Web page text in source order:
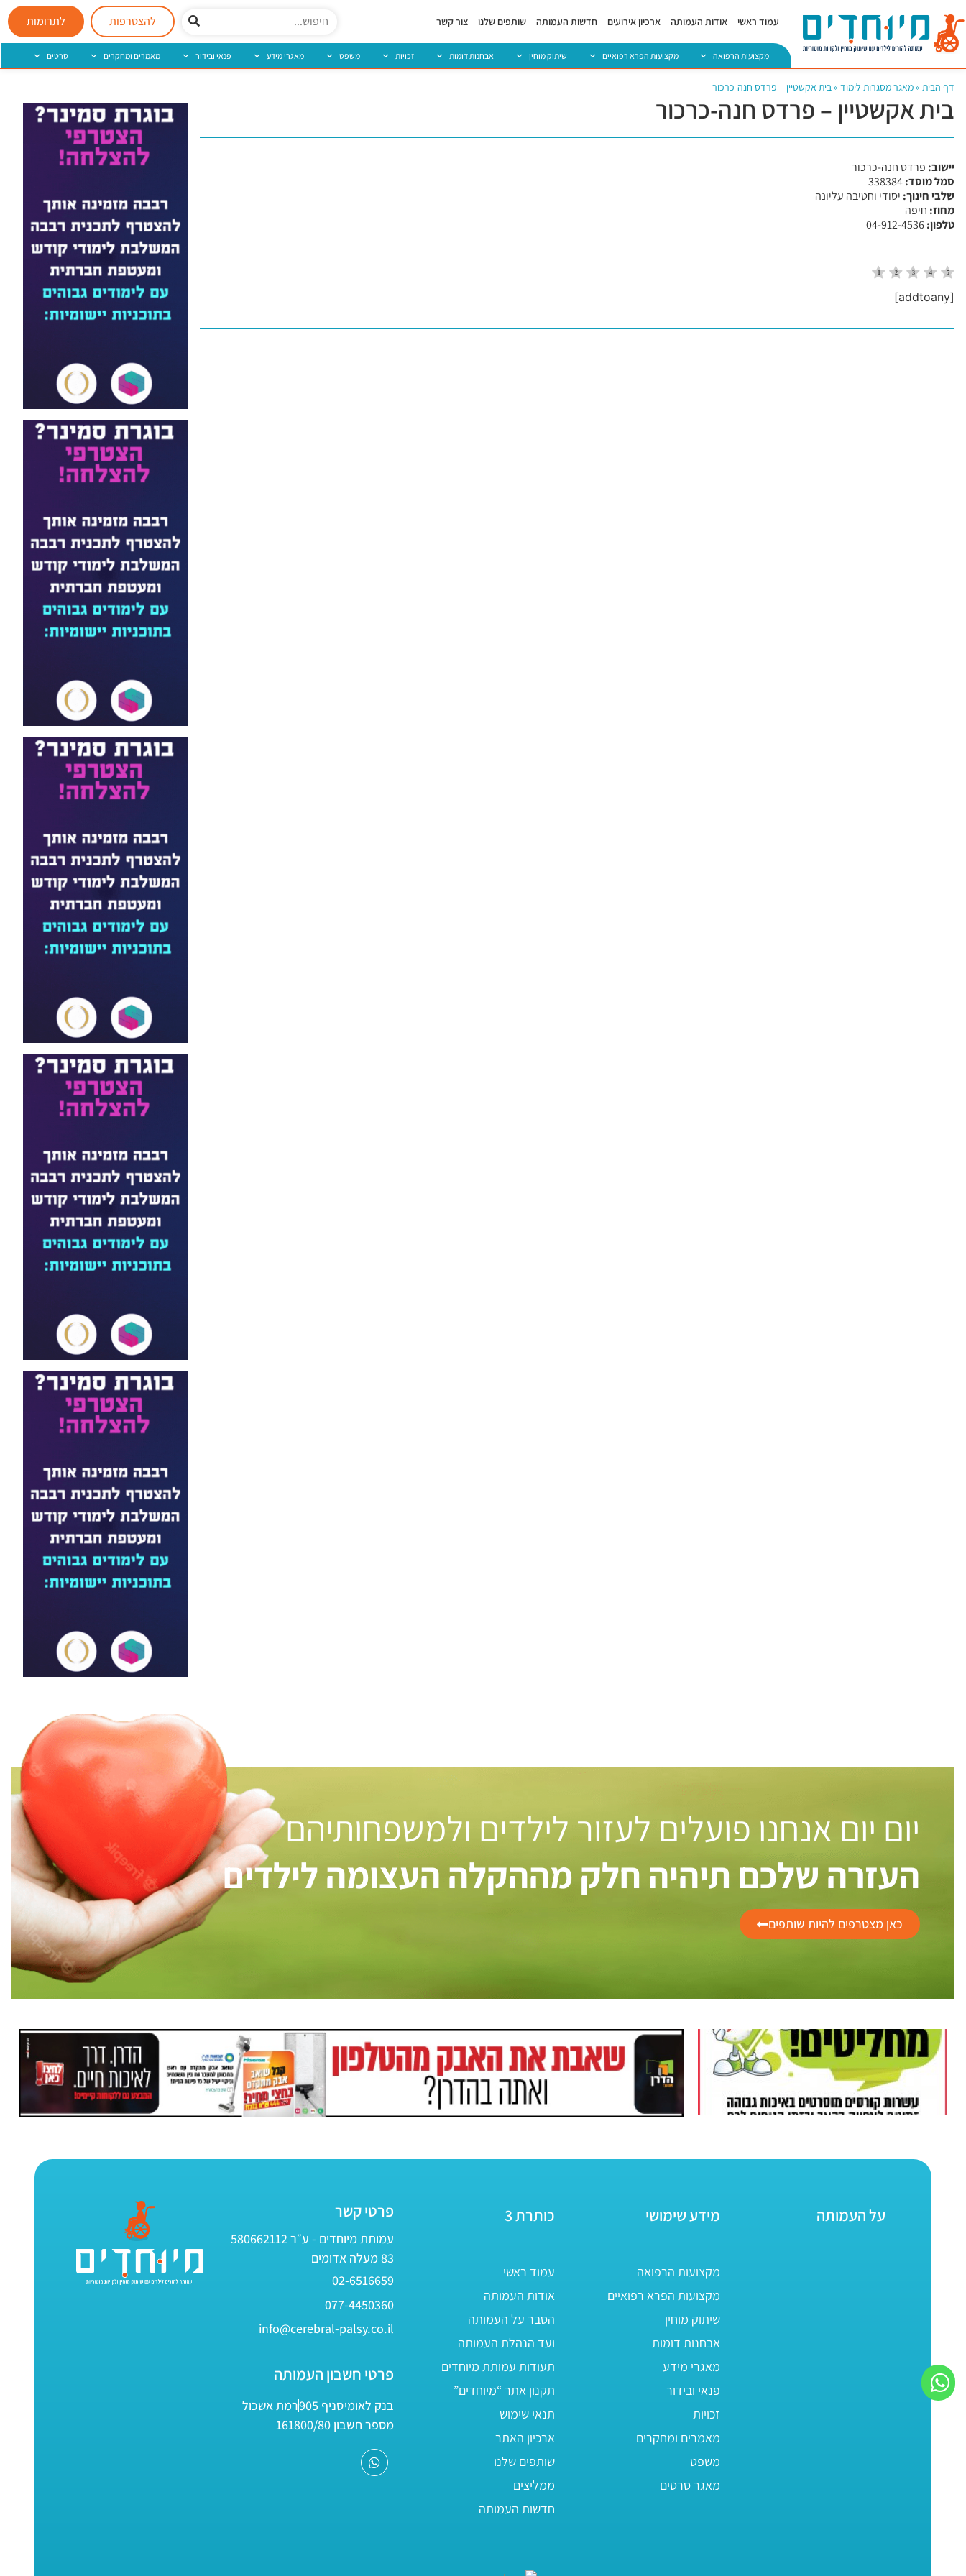
עמוד ראשי אודות העמותה ארכיון אירועים חדשות העמותה שותפים שלנו צור קשר להצטרפות לתרומות
מקצועות הרפואה מקצועות הפרא רפואיים שיתוק מוחין אבחנות דומות זכויות משפט מאגרי מידע פנאי ובידור מאמרים ומחקרים סרטים
דף הבית »מאגר מסגרות לימוד »בית אקשטיין – פרדס חנה-כרכור
בית אקשטיין – פרדס חנה-כרכור
יישוב: פרדס חנה-כרכור
סמל מוסד:
​שלבי חינוך: יסודי וחטיבה עליונה
מחוז: חיפה
טלפון:
[addtoany]
יום יום אנחנו פועלים לעזור לילדים ולמשפחותיהם
העזרה שלכם תיהיה חלק מההקלה העצומה לילדים
כאן מצטרפים להיות שותפים
על העמותה מידע שימושי
מקצועות הרפואה
מקצועות הפרא רפואיים
שיתוק מוחין
אבחנות דומות
מאגרי מידע
פנאי ובידור
זכויות
מאמרים ומחקרים
משפט
מאגר סרטים
כותרת 3
עמוד ראשי
אודות העמותה
הסבר על העמותה
ועד הנהלת העמותה
תעודות עמותת מיוחדים
תקנון אתר “מיוחדים”
תנאי שימוש
ארכיון האתר
שותפים שלנו
ממליצים
חדשות העמותה
פרטי קשר
עמותת מיוחדים - ע״ר 580662112
83 מעלה אדומים
02-6516659
077-4450360
info@cerebral-palsy.co.il
פרטי חשבון העמותה
בנק לאומיסניף 905
רמת אשכול
מספר חשבון 161800/80